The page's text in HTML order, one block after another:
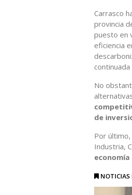
Carrasco
provincia
puesto en
eficiencia
No
de
Por
Industria,
economía
NOTICIAS